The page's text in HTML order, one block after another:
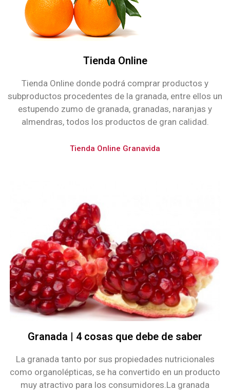
Tienda Online
Tienda Online donde podrá comprar productos y
subproductos procedentes de la granada, entre ellos un
estupendo zumo de granada, granadas, naranjas y
almendras, todos los productos de gran calidad.
Tienda Online Granavida
Granada | 4 cosas que debe de saber
La granada tanto por sus propiedades nutricionales
como organolépticas, se ha convertido en un producto
muy atractivo para los consumidores.La granada